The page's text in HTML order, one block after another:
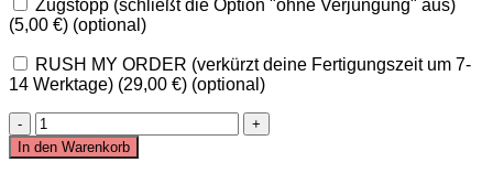
Zugstopp (schließt die Option "ohne Verjüngung" aus)
(5,00 €) (optional)
RUSH MY ORDER (verkürzt deine Fertigungszeit um 7-
14 Werktage) (29,00 €) (optional)
Halsband
PERU
Menge
In den Warenkorb